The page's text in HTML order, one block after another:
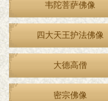
韦陀菩萨佛像
四大天王护法佛像
大德高僧
密宗佛像